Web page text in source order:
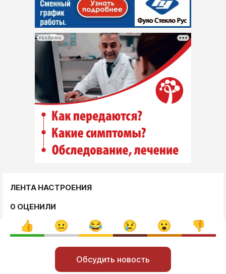
РЕКЛАМА
ЛЕНТА НАСТРОЕНИЯ
0 ОЦЕНИЛИ
Обсудить новость